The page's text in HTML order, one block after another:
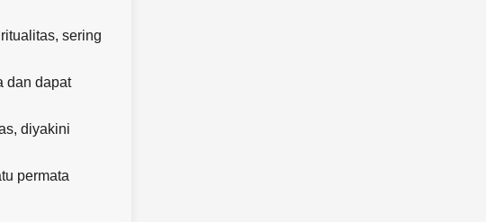
sering
dan dapat
diyakini
permata